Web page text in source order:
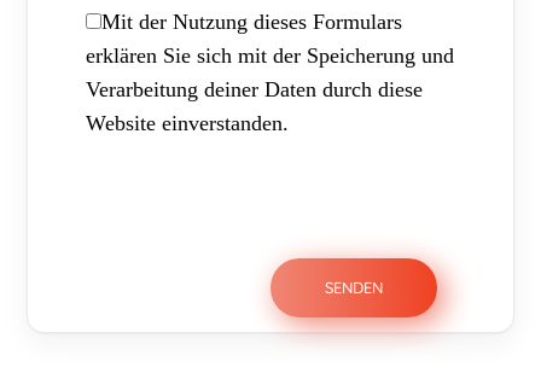
Mit der Nutzung dieses Formulars
erklären Sie sich mit der Speicherung und
Verarbeitung deiner Daten durch diese
Website einverstanden.